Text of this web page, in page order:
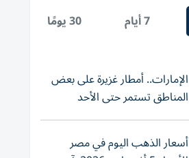
7 أيام 30 يومًا
الإمارات.. أمطار غزيرة على بعض
المناطق تستمر حتى الأحد
أسعار الذهب اليوم في مصر